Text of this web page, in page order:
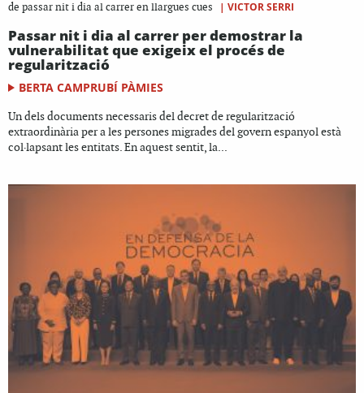
de passar nit i dia al carrer en llargues cues
| VICTOR SERRI
Passar nit i dia al carrer per demostrar la
vulnerabilitat que exigeix el procés de
regularització
BERTA CAMPRUBÍ PÀMIES
Un dels documents necessaris del decret de regularització
extraordinària per a les persones migrades del govern espanyol està
col·lapsant les entitats. En aquest sentit, la...